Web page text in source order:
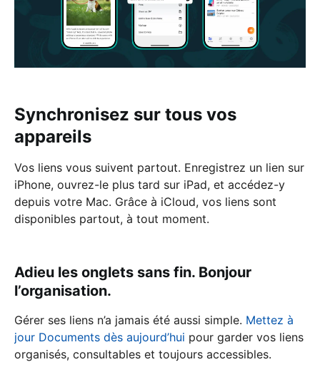
Synchronisez sur tous vos
appareils
Vos liens vous suivent partout. Enregistrez un lien sur
iPhone, ouvrez-le plus tard sur iPad, et accédez-y
depuis votre Mac. Grâce à iCloud, vos liens sont
disponibles partout, à tout moment.
Adieu les onglets sans fin. Bonjour
l’organisation.
Gérer ses liens n’a jamais été aussi simple. Mettez à
jour Documents dès aujourd’hui pour garder vos liens
organisés, consultables et toujours accessibles.